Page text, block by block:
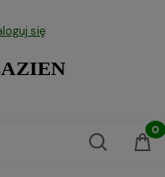
się